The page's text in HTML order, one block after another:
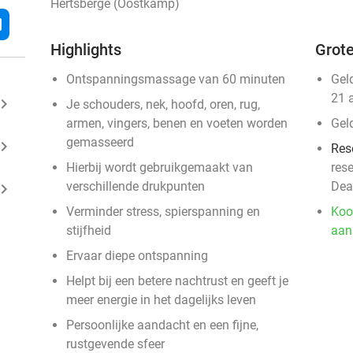
keyboard_arrow_right
keyboard_arrow_right
keyboard_arrow_right
Hertsberge (Oostkamp)
Highlights
Ontspanningsmassage van 60 minuten
Je schouders, nek, hoofd, oren, rug,
armen, vingers, benen en voeten worden
gemasseerd
Hierbij wordt gebruikgemaakt van
verschillende drukpunten
Verminder stress, spierspanning en
stijfheid
Ervaar diepe ontspanning
Helpt bij een betere nachtrust en geeft je
meer energie in het dagelijks leven
Persoonlijke aandacht en een fijne,
rustgevende sfeer
21